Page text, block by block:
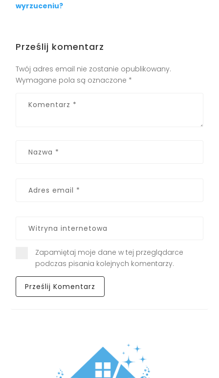
wyrzuceniu?
Prześlij komentarz
Twój adres email nie zostanie opublikowany.
Wymagane pola są oznaczone *
Zapamiętaj moje dane w tej przeglądarce
podczas pisania kolejnych komentarzy.